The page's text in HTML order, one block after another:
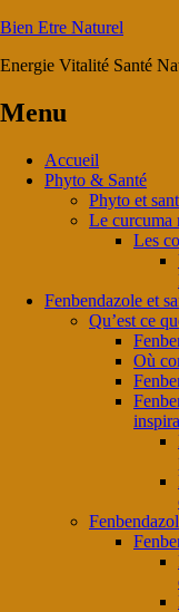
Bien Etre Naturel
Energie Vitalité Santé
Menu
Accueil
Phyto & Santé
Phyto et
Le curcuma
Les
Fenbendazole et
Qu’est ce
Où